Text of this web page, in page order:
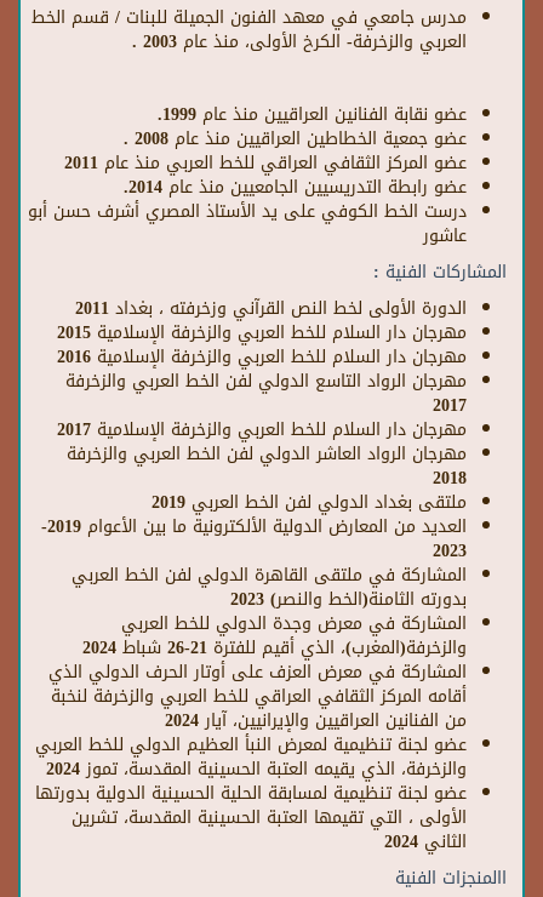
مدرس جامعي في معهد الفنون الجميلة للبنات / قسم الخط
العربي والزخرفة- الكرخ الأولى، منذ عام 2003 .
عضو نقابة الفنانين العراقيين منذ عام 1999.
عضو جمعية الخطاطين العراقيين منذ عام 2008 .
عضو المركز الثقافي العراقي للخط العربي منذ عام 2011
عضو رابطة التدريسيين الجامعيين منذ عام 2014.
درست الخط الكوفي على يد الأستاذ المصري أشرف حسن أبو
عاشور
المشاركات الفنية :
الدورة الأولى لخط النص القرآني وزخرفته ، بغداد 2011
مهرجان دار السلام للخط العربي والزخرفة الإسلامية 2015
مهرجان دار السلام للخط العربي والزخرفة الإسلامية 2016
مهرجان الرواد التاسع الدولي لفن الخط العربي والزخرفة
2017
مهرجان دار السلام للخط العربي والزخرفة الإسلامية 2017
مهرجان الرواد العاشر الدولي لفن الخط العربي والزخرفة
2018
ملتقى بغداد الدولي لفن الخط العربي 2019
العديد من المعارض الدولية الألكترونية ما بين الأعوام 2019-
2023
المشاركة في ملتقى القاهرة الدولي لفن الخط العربي
بدورته الثامنة(الخط والنصر) 2023
المشاركة في معرض وجدة الدولي للخط العربي
والزخرفة(المغرب)، الذي أقيم للفترة 21-26 شباط 2024
المشاركة في معرض العزف على أوتار الحرف الدولي الذي
أقامه المركز الثقافي العراقي للخط العربي والزخرفة لنخبة
من الفنانين العراقيين والإيرانيين، آيار 2024
عضو لجنة تنظيمية لمعرض النبأ العظيم الدولي للخط العربي
والزخرفة، الذي يقيمه العتبة الحسينية المقدسة، تموز 2024
عضو لجنة تنظيمية لمسابقة الحلية الحسينية الدولية بدورتها
الأولى ، التي تقيمها العتبة الحسينية المقدسة، تشرين
الثاني 2024
االمنجزات الفنية